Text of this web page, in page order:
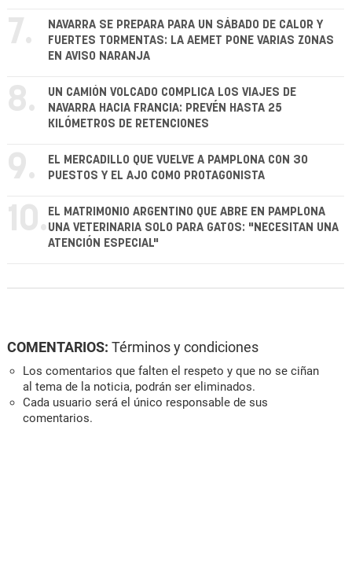
7.
NAVARRA SE PREPARA PARA UN SÁBADO DE CALOR Y
FUERTES TORMENTAS: LA AEMET PONE VARIAS ZONAS
EN AVISO NARANJA
8.
UN CAMIÓN VOLCADO COMPLICA LOS VIAJES DE
NAVARRA HACIA FRANCIA: PREVÉN HASTA 25
KILÓMETROS DE RETENCIONES
9.
EL MERCADILLO QUE VUELVE A PAMPLONA CON 30
PUESTOS Y EL AJO COMO PROTAGONISTA
10. EL MATRIMONIO ARGENTINO QUE ABRE EN PAMPLONA
UNA VETERINARIA SOLO PARA GATOS: "NECESITAN UNA
ATENCIÓN ESPECIAL"
COMENTARIOS: Términos y condiciones
Los comentarios que falten el respeto y que no se ciñan
al tema de la noticia, podrán ser eliminados.
Cada usuario será el único responsable de sus
comentarios.